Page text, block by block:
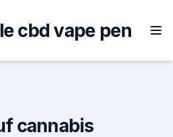
cbd vape pen
cannabis